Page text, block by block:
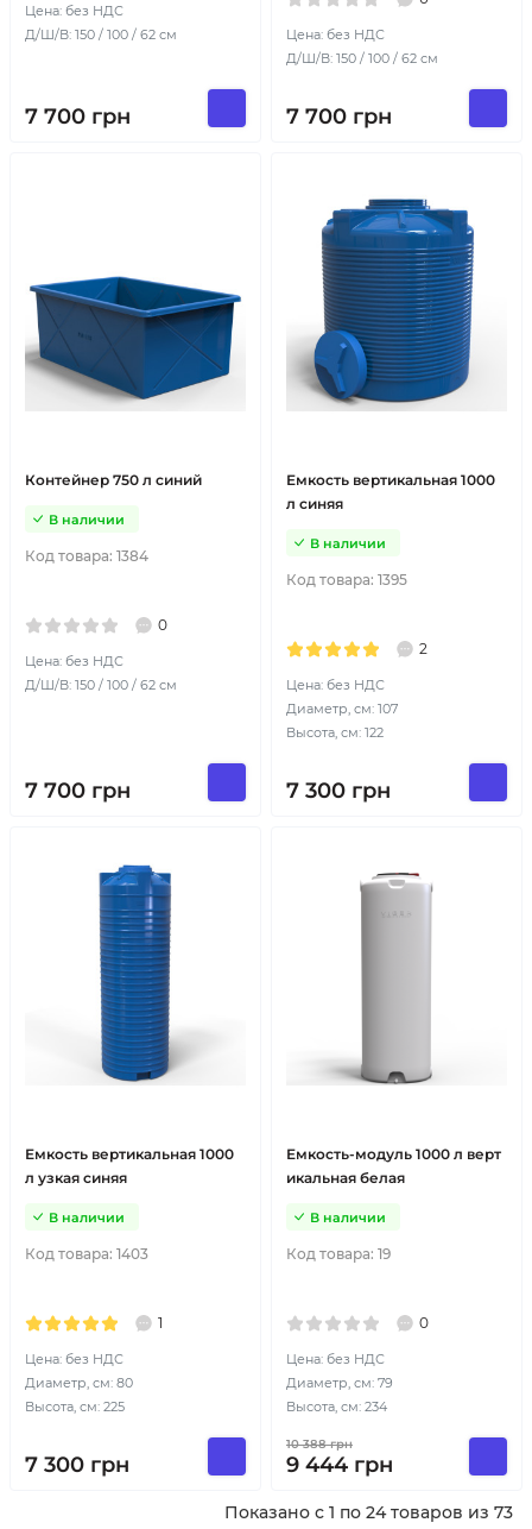
Цена: без НДС
Д/Ш/В: 150 / 100 / 62 см
7 700 грн
Цена: без НДС
Д/Ш/В: 150 / 100 / 62 см
7 700 грн
Контейнер 750 л синий
Код товара: 1384
В наличии
0
Цена: без НДС
Д/Ш/В: 150 / 100 / 62 см
7 700 грн
Емкость вертикальная 1000
л синяя
Код товара: 1395
В наличии
2
Цена: без НДС
Диаметр, см: 107
Высота, см: 122
7 300 грн
Емкость вертикальная 1000
л узкая синяя
Код товара: 1403
В наличии
1
Цена: без НДС
Диаметр, см: 80
Высота, см: 225
7 300 грн
Емкость-модуль 1000 л верт
икальная белая
Код товара: 19
В наличии
0
Цена: без НДС
Диаметр, см: 79
Высота, см: 234
10 388грн
9 444 грн
Показано с 1 по 24 товаров из 73